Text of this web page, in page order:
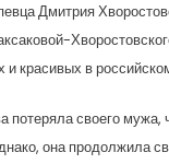
Дмитрия
красивых в
потеряла своего мужа,
она продолжила